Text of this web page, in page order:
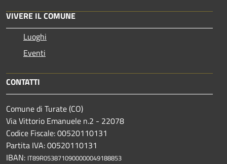
VIVERE IL COMUNE
Luoghi
Eventi
CONTATTI
Comune di Turate (CO)
Via Vittorio Emanuele n.2 - 22078
Codice Fiscale: 00520110131
Partita IVA: 00520110131
IBAN: IT89R0538710900000049188853